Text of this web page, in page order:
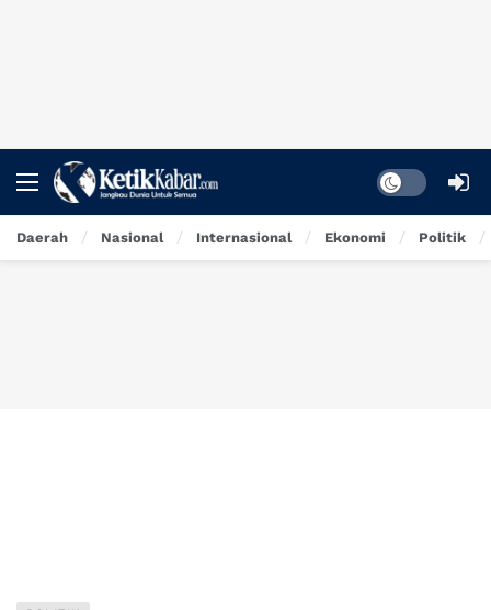
Dark mode
Daerah Nasional Internasional Ekonomi Politik